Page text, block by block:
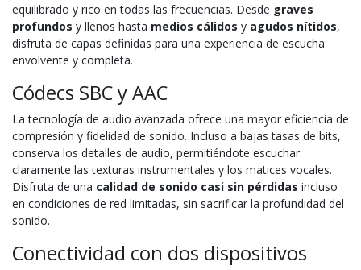
equilibrado y rico en todas las frecuencias. Desde graves
profundos y llenos hasta medios cálidos y agudos nítidos,
disfruta de capas definidas para una experiencia de escucha
envolvente y completa.
Códecs SBC y AAC
La tecnología de audio avanzada ofrece una mayor eficiencia de
compresión y fidelidad de sonido. Incluso a bajas tasas de bits,
conserva los detalles de audio, permitiéndote escuchar
claramente las texturas instrumentales y los matices vocales.
Disfruta de una calidad de sonido casi sin pérdidas incluso
en condiciones de red limitadas, sin sacrificar la profundidad del
sonido.
Conectividad con dos dispositivos